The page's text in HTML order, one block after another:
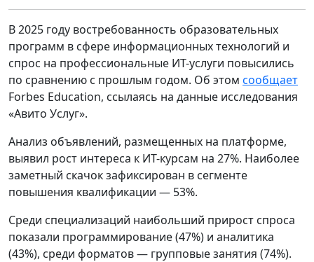
В 2025 году востребованность образовательных
программ в сфере информационных технологий и
спрос на профессиональные ИТ-услуги повысились
по сравнению с прошлым годом. Об этом сообщает
Forbes Education, ссылаясь на данные исследования
«Авито Услуг».
Анализ объявлений, размещенных на платформе,
выявил рост интереса к ИТ-курсам на 27%. Наиболее
заметный скачок зафиксирован в сегменте
повышения квалификации — 53%.
Среди специализаций наибольший прирост спроса
показали программирование (47%) и аналитика
(43%), среди форматов — групповые занятия (74%).